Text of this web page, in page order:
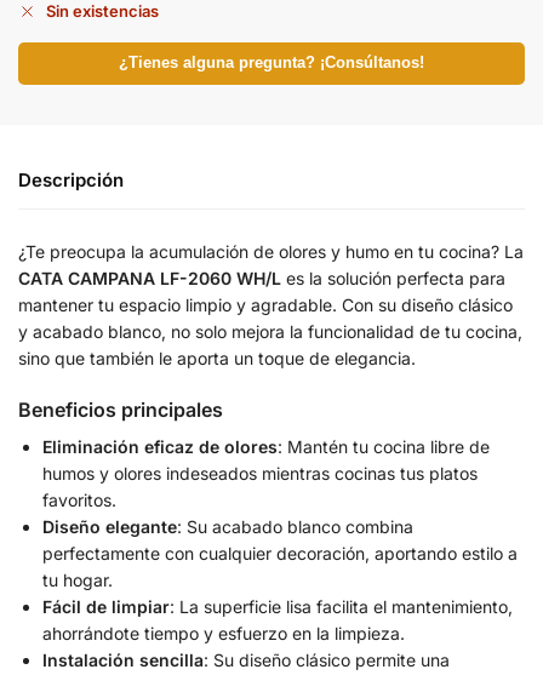
Sin existencias
¿Tienes alguna pregunta? ¡Consúltanos!
Descripción
¿Te preocupa la acumulación de olores y humo en tu cocina? La
CATA CAMPANA LF-2060 WH/L es la solución perfecta para
mantener tu espacio limpio y agradable. Con su diseño clásico
y acabado blanco, no solo mejora la funcionalidad de tu cocina,
sino que también le aporta un toque de elegancia.
Beneficios principales
Eliminación eficaz de olores: Mantén tu cocina libre de
humos y olores indeseados mientras cocinas tus platos
favoritos.
Diseño elegante: Su acabado blanco combina
perfectamente con cualquier decoración, aportando estilo a
tu hogar.
Fácil de limpiar: La superficie lisa facilita el mantenimiento,
ahorrándote tiempo y esfuerzo en la limpieza.
Instalación sencilla: Su diseño clásico permite una